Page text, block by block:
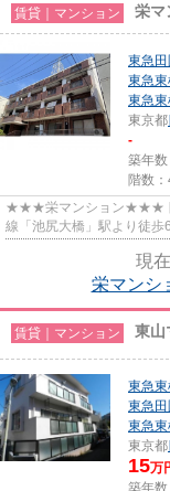
賃貸｜マンション 栄マ
東急
東急東
東急東
東京都
-
築年
階数
★★★栄マンション★★★ 目
線「池尻大橋」駅より徒
現
栄マンシ
賃貸｜マンション 東山
東急東
東急
東急東
東京都
15万
築年数